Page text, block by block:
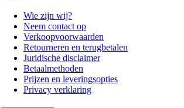
Wie zijn wij?
Neem contact op
Verkoopvoorwaarden
Retourneren en terugbetalen
Juridische disclaimer
Betaalmethoden
Prijzen en leveringsopties
Privacy verklaring